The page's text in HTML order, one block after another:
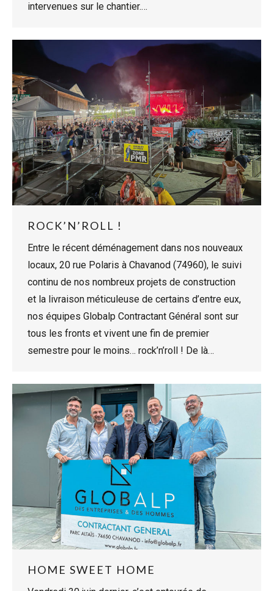
intervenues sur le chantier.…
ROCK’N’ROLL !
Entre le récent déménagement dans nos nouveaux
locaux, 20 rue Polaris à Chavanod (74960), le suivi
continu de nos nombreux projets de construction
et la livraison méticuleuse de certains d’entre eux,
nos équipes Globalp Contractant Général sont sur
tous les fronts et vivent une fin de premier
semestre pour le moins… rock’n’roll ! De là…
HOME SWEET HOME